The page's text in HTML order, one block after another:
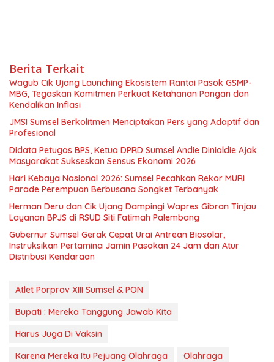
Berita Terkait
Wagub Cik Ujang Launching Ekosistem Rantai Pasok GSMP-
MBG, Tegaskan Komitmen Perkuat Ketahanan Pangan dan
Kendalikan Inflasi
JMSI Sumsel Berkolitmen Menciptakan Pers yang Adaptif dan
Profesional
Didata Petugas BPS, Ketua DPRD Sumsel Andie Dinialdie Ajak
Masyarakat Sukseskan Sensus Ekonomi 2026
Hari Kebaya Nasional 2026: Sumsel Pecahkan Rekor MURI
Parade Perempuan Berbusana Songket Terbanyak
Herman Deru dan Cik Ujang Dampingi Wapres Gibran Tinjau
Layanan BPJS di RSUD Siti Fatimah Palembang
Gubernur Sumsel Gerak Cepat Urai Antrean Biosolar,
Instruksikan Pertamina Jamin Pasokan 24 Jam dan Atur
Distribusi Kendaraan
Atlet Porprov XIII Sumsel & PON
Bupati : Mereka Tanggung Jawab Kita
Harus Juga Di Vaksin
Karena Mereka Itu Pejuang Olahraga
Olahraga